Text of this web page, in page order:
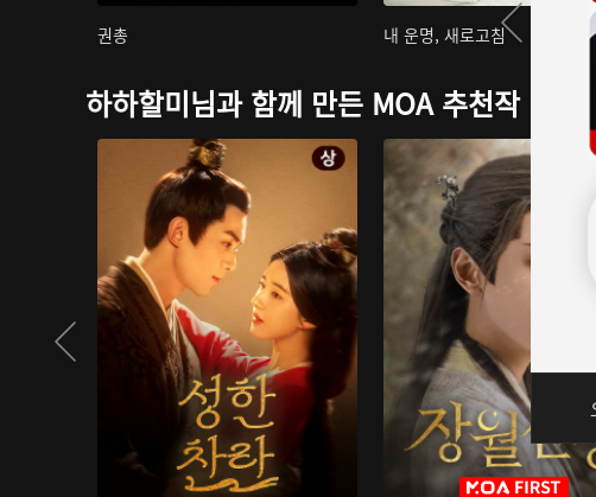
권총 내 운명, 새로고침
하하할미님과 함께 만든 MOA 추천작